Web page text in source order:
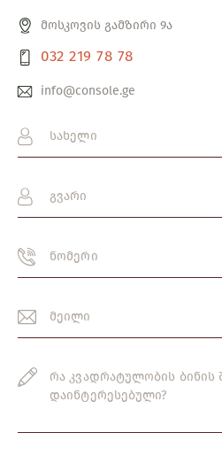
მოსკოვის გამზირი 9ა
032 219 78 78
info@console.ge